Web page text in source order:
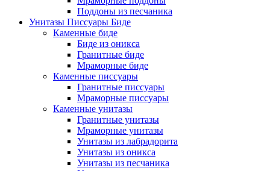
Поддоны из песчаника
Унитазы Писсуары Биде
Каменные биде
Биде из оникса
Гранитные биде
Мраморные биде
Каменные писсуары
Гранитные писсуары
Мраморные писсуары
Каменные унитазы
Гранитные унитазы
Мраморные унитазы
Унитазы из лабрадорита
Унитазы из оникса
Унитазы из песчаника